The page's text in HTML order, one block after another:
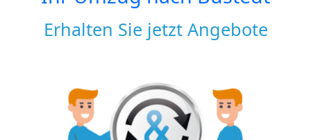
Erhalten Sie jetzt Angebote